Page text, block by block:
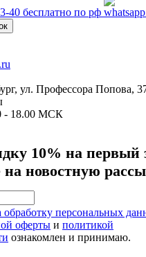
40 бесплатно по рф
ул. Профессора Попова,
- 18.00 МСК
10% на первый
на новостную
обработку персональных
оферты и политикой
ознакомлен и принимаю.